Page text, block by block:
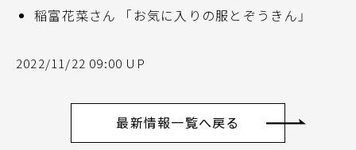
稲富花菜さん 「お気に入りの服とぞうきん」
2022/11/22 09:00 UP
最新情報一覧へ戻る